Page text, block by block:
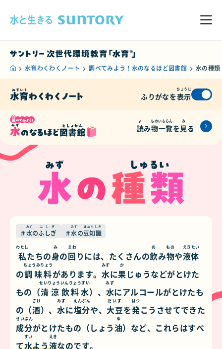
メ
水育わくわくノート 調べてみよう！水のなるほど図書館 水の種類
ふりがなを表示
ひょうじ
読
よ
み物
もの
一覧
いちらん
を見
み
る
水
みず
のふしぎ
ふしぎ
水
みず
の豆知識
まめちしき
私
わたし
たちの身
み
の回
まわ
りには、たくさんの飲
の
み物
もの
や液体
えきたい
の調味料
ちょうみりょう
があります。 水
みず
に果
か
じゅうなどがとけた
もの（清涼
せいりょう
飲料水
いんりょうすい
）、 水
みず
にアルコールがとけたも
の（酒
さけ
）、 水
みず
に塩分
えんぶん
や、 大豆
だいず
を発
はつ
こうさせてできた
成分
せいぶん
がとけたもの（しょう油
ゆ
）など、これらはすべ
て水
すい
よう液
えき
なのです。